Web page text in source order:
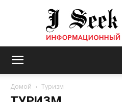
Домой Туризм